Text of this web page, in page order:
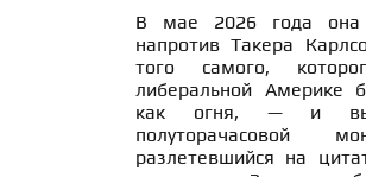
В мае 2026 года она
напротив Такера
того самого,
либеральной Америке
как огня, — и
полуторачасовой
разлетевшийся на